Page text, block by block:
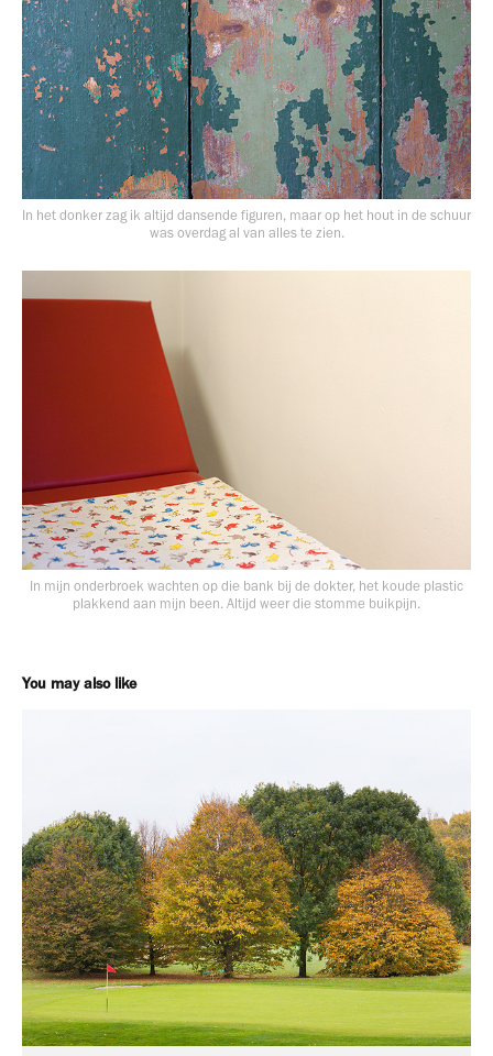
In het donker zag ik altijd dansende figuren, maar op het hout in de schuur
was overdag al van alles te zien.
In mijn onderbroek wachten op die bank bij de dokter, het koude plastic
plakkend aan mijn been. Altijd weer die stomme buikpijn.
You may also like